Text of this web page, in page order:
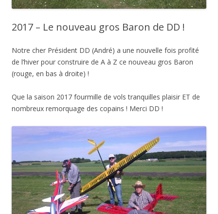
2017 – Le nouveau gros Baron de DD !
Notre cher Président DD (André) a une nouvelle fois profité
de l’hiver pour construire de A à Z ce nouveau gros Baron
(rouge, en bas à droite) !
Que la saison 2017 fourmille de vols tranquilles plaisir ET de
nombreux remorquage des copains ! Merci DD !